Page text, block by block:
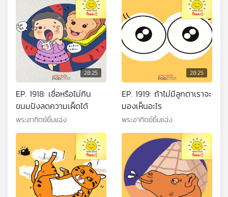
28:25
EP. 1918: เชื่อหรือไม่กิน
ขนมปังลดความเผ็ดได้
พระอาทิตย์ยิ้มแฉ่ง
28:25
EP. 1919: ถ้าไม่มีลูกตาเราจะ
มองเห็นอะไร
พระอาทิตย์ยิ้มแฉ่ง